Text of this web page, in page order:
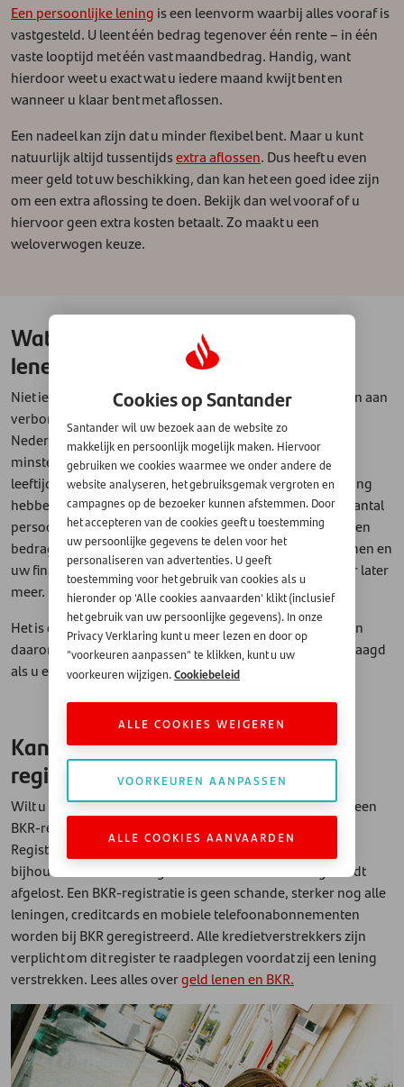
Een persoonlijke lening is een leenvorm waarbij alles vooraf is
vastgesteld. U leent één bedrag tegenover één rente – in één
vaste looptijd met één vast maandbedrag. Handig, want
hierdoor weet u exact wat u iedere maand kwijt bent en
wanneer u klaar bent met aflossen.
Een nadeel kan zijn dat u minder flexibel bent. Maar u kunt
natuurlijk altijd tussentijdsextra aflossen. Dus heeft u even
meer geld tot uw beschikking, dan kan het een goed idee zijn
om een extra aflossing te doen. Bekijk dan wel vooraf of u
hiervoor geen extra kosten betaalt. Zo maakt u een
weloverwogen keuze.
Wat zijn de voorwaarden voor het
lenen van geld?
Niet iedereen kan zomaar geld lenen, er zijn voorwaarden aan
verbonden die belangrijk zijn. U moet bijvoorbeeld in
Nederland wonen, over een vast inkomen beschikken,
minstens achttien jaar zijn, de lening vóór een bepaalde
leeftijd af kunnen lossen en een Nederlandse bankrekening
hebben. De kredietverstrekker kijkt daarnaast naar een aantal
persoonsgebonden factoren die de hoogte van het te lenen
bedrag mede bepalen, waarvan de hoogte van uw inkomen en
uw financiële lasten de belangrijkste zijn - maar daarover later
meer.
Het is ook belangrijk dat u alle gegevens kunt aantonen en
daarom worden er altijd bewijsdocumenten bij u opgevraagd
als u een leningaanvraag indient.
Kan ik geld lenen met een BKR-
registratie?
Wilt u een lening aanvragen? Dan wordt er gecheckt of u een
BKR-registratie heeft. BKR staat voor Bureau Krediet
Registratie: deze instantie is in Nederland belast met het
bijhouden wie een lening heeft – en hoe deze lening wordt
afgelost. Een BKR-registratie is geen schande, sterker nog alle
leningen, creditcards en mobiele telefoonabonnementen
worden bij BKR geregistreerd. Alle kredietverstrekkers zijn
verplicht om dit register te raadplegen voordat zij een lening
verstrekken. Lees alles overgeld lenen en BKR.
Cookies op Santander
Santander wil uw bezoek aan de website zo
makkelijk en persoonlijk mogelijk maken. Hiervoor
gebruiken we cookies waarmee we onder andere de
website analyseren, het gebruiksgemak vergroten en
campagnes op de bezoeker kunnen afstemmen. Door
het accepteren van de cookies geeft u toestemming
uw persoonlijke gegevens te delen voor het
personaliseren van advertenties. U geeft
toestemming voor het gebruik van cookies als u
hieronder op 'Alle cookies aanvaarden' klikt (inclusief
het gebruik van uw persoonlijke gegevens). In onze
Privacy Verklaring kunt u meer lezen en door op
"voorkeuren aanpassen" te klikken, kunt u uw
voorkeuren wijzigen.Cookiebeleid
ALLE COOKIES WEIGEREN
VOORKEUREN AANPASSEN
ALLE COOKIES AANVAARDEN